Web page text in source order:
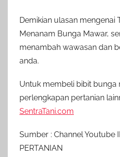
Demikian ulasan mengenai
Menanam Bunga Mawar,
menambah wawasan dan
anda.
Untuk membeli bibit bunga
perlengkapan pertanian
SentraTani.com
Sumber : Channel Youtube
PERTANIAN